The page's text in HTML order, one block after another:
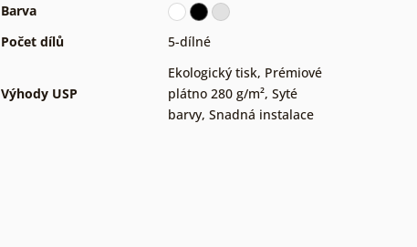
Barva
Počet dílů
5-dílné
Výhody USP
Ekologický tisk, Prémiové
plátno 280 g/m², Syté
barvy, Snadná instalace